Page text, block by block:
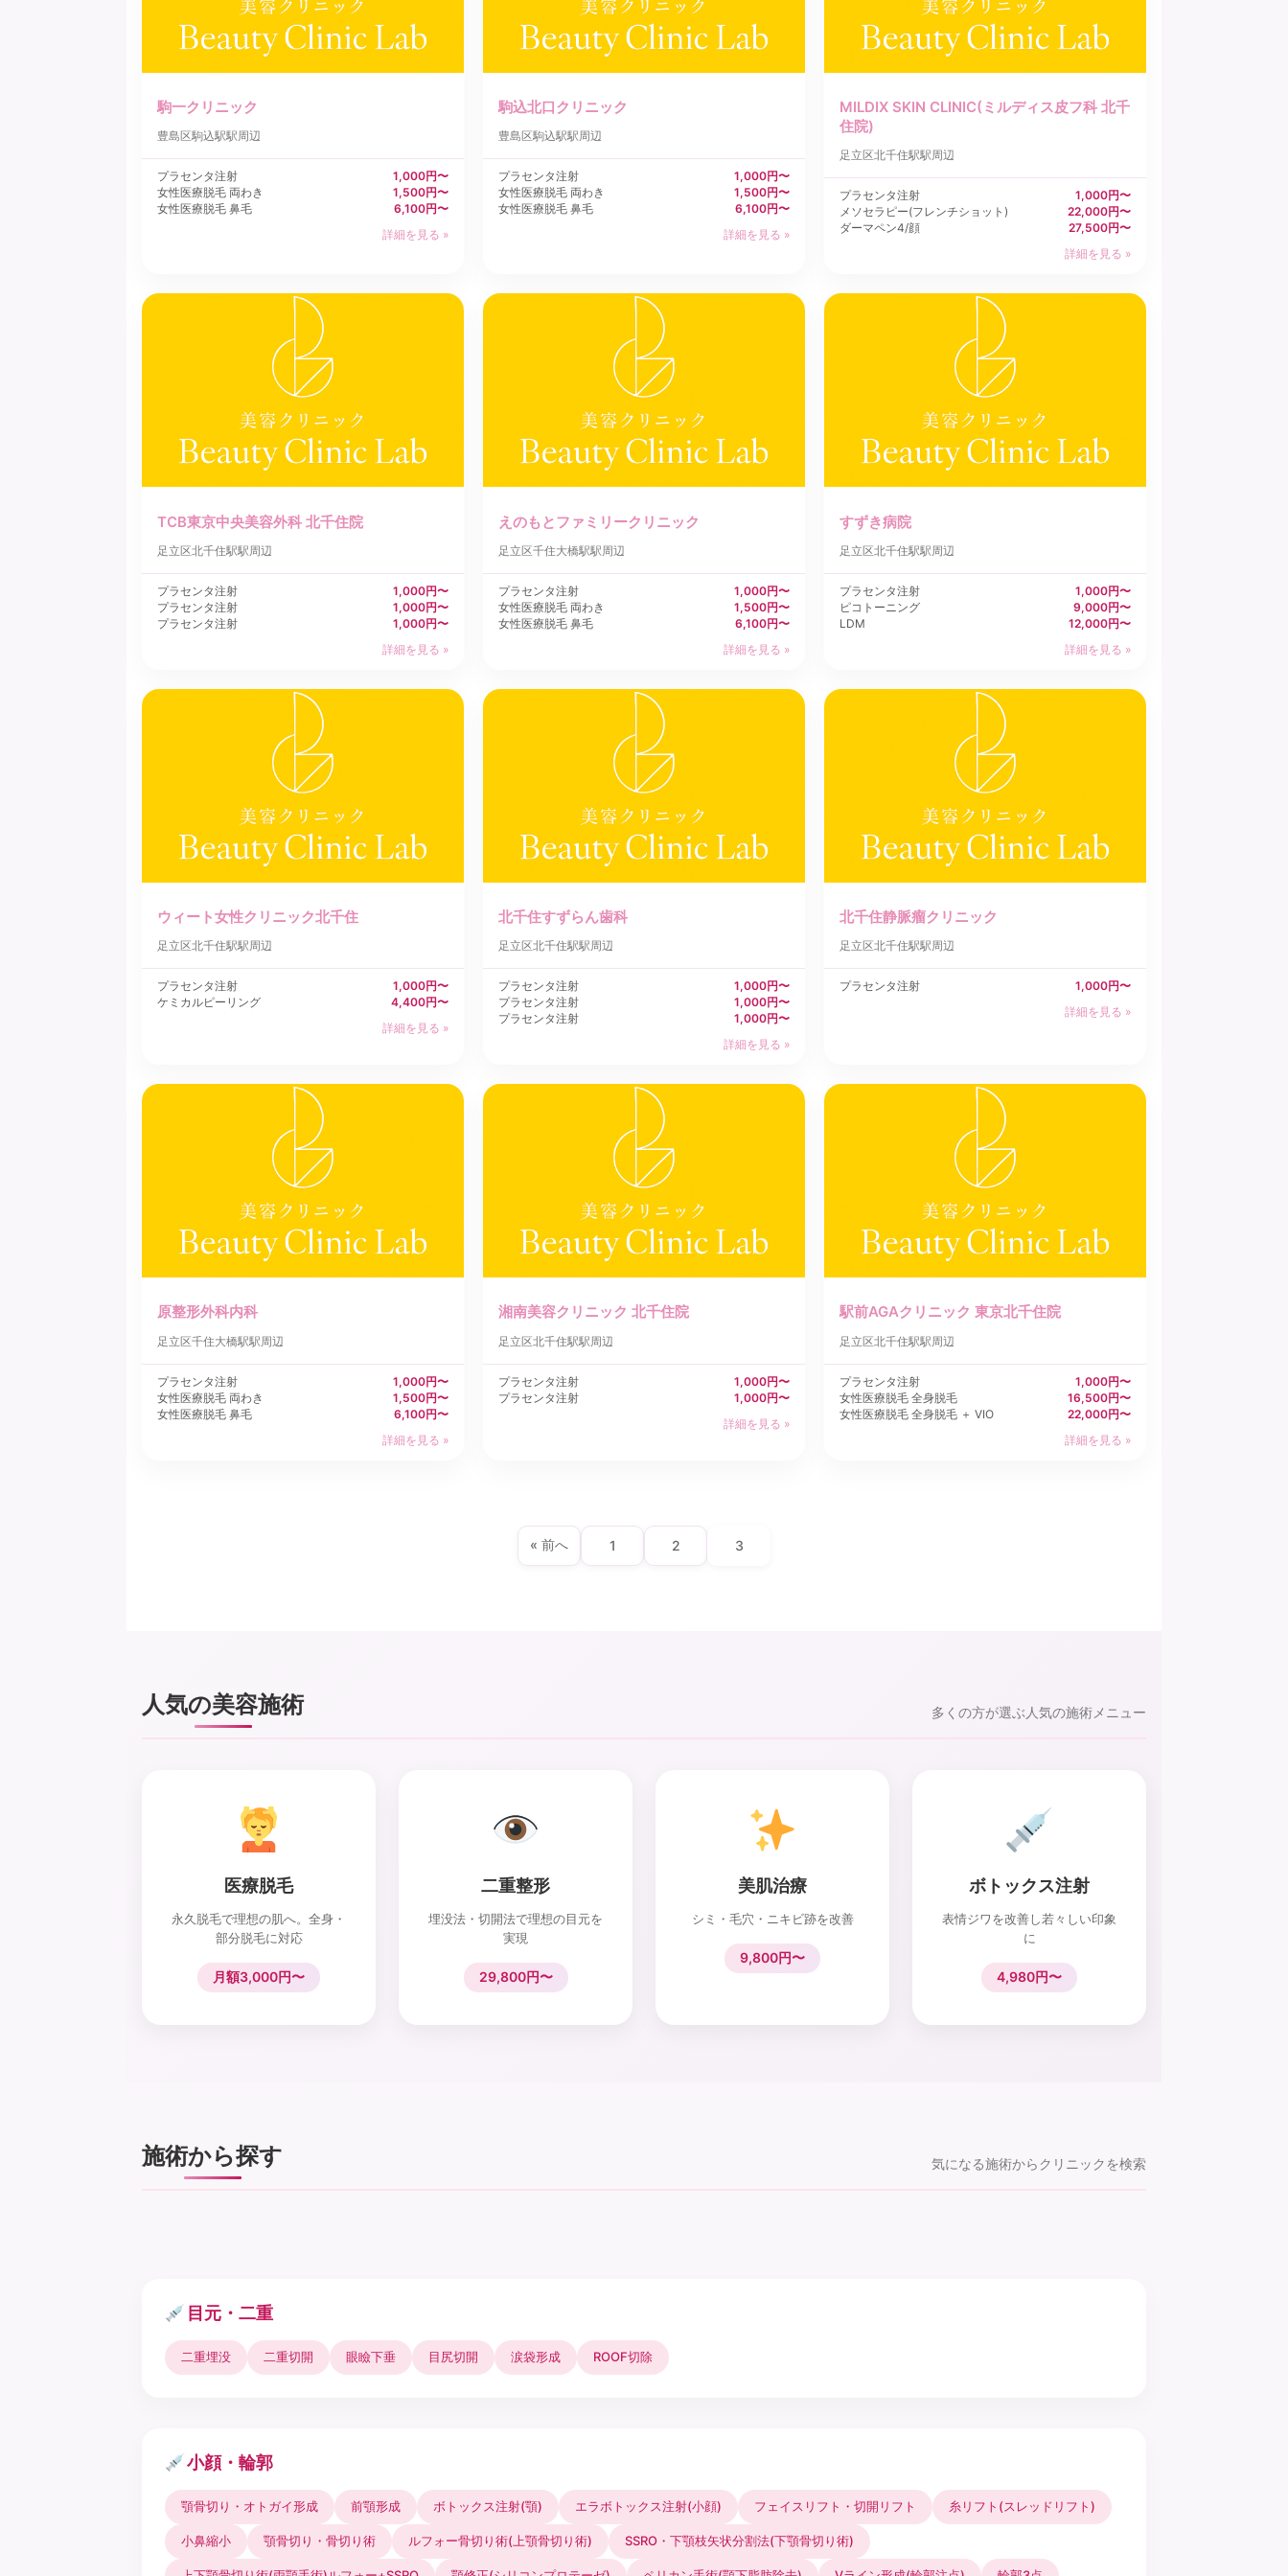
駒一クリニック
豊島区駒込駅駅周辺
プラセンタ注射
1,000円〜
女性医療脱毛 両わき
1,500円〜
女性医療脱毛 鼻毛
6,100円〜
詳細を見る »
駒込北口クリニック
豊島区駒込駅駅周辺
プラセンタ注射
1,000円〜
女性医療脱毛 両わき
1,500円〜
女性医療脱毛 鼻毛
6,100円〜
詳細を見る »
MILDIX SKIN CLINIC(ミルディス皮フ科 北千
住院)
足立区北千住駅駅周辺
プラセンタ注射
1,000円〜
メソセラピー(フレンチショット)
22,000円〜
ダーマペン4/顔
27,500円〜
詳細を見る »
TCB東京中央美容外科 北千住院
足立区北千住駅駅周辺
プラセンタ注射
1,000円〜
プラセンタ注射
1,000円〜
プラセンタ注射
1,000円〜
詳細を見る »
えのもとファミリークリニック
足立区千住大橋駅駅周辺
プラセンタ注射
1,000円〜
女性医療脱毛 両わき
1,500円〜
女性医療脱毛 鼻毛
6,100円〜
詳細を見る »
すずき病院
足立区北千住駅駅周辺
プラセンタ注射
1,000円〜
ピコトーニング
9,000円〜
LDM
12,000円〜
詳細を見る »
ウィート女性クリニック北千住
足立区北千住駅駅周辺
プラセンタ注射
1,000円〜
ケミカルピーリング
4,400円〜
詳細を見る »
北千住すずらん歯科
足立区北千住駅駅周辺
プラセンタ注射
1,000円〜
プラセンタ注射
1,000円〜
プラセンタ注射
1,000円〜
詳細を見る »
北千住静脈瘤クリニック
足立区北千住駅駅周辺
プラセンタ注射
1,000円〜
詳細を見る »
原整形外科内科
足立区千住大橋駅駅周辺
プラセンタ注射
1,000円〜
女性医療脱毛 両わき
1,500円〜
女性医療脱毛 鼻毛
6,100円〜
詳細を見る »
湘南美容クリニック 北千住院
足立区北千住駅駅周辺
プラセンタ注射
1,000円〜
プラセンタ注射
1,000円〜
詳細を見る »
駅前AGAクリニック 東京北千住院
足立区北千住駅駅周辺
プラセンタ注射
1,000円〜
女性医療脱毛 全身脱毛
16,500円〜
女性医療脱毛 全身脱毛 ＋ VIO
22,000円〜
詳細を見る »
« 前へ 1 2 3
人気の美容施術 多くの方が選ぶ人気の施術メニュー
医療脱毛
永久脱毛で理想の肌へ。全身・
部分脱毛に対応
月額3,000円〜
二重整形
埋没法・切開法で理想の目元を
実現
29,800円〜
美肌治療
シミ・毛穴・ニキビ跡を改善
9,800円〜
ボトックス注射
表情ジワを改善し若々しい印象
に
4,980円〜
施術から探す 気になる施術からクリニックを検索
目元・二重
二重埋没 二重切開 眼瞼下垂 目尻切開 涙袋形成 ROOF切除
小顔・輪郭
顎骨切り・オトガイ形成 前顎形成 ボトックス注射(顎) エラボトックス注射(小顔) フェイスリフト・切開リフト 糸リフト(スレッドリフト)
小鼻縮小 顎骨切り・骨切り術 ルフォー骨切り術(上顎骨切り術) SSRO・下顎枝矢状分割法(下顎骨切り術)